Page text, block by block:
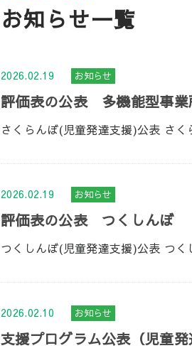
お知らせ一覧
2026.02.19 お知らせ
評価表の公表 多機能型事業
さくらんぼ(児童発達支援)公表 さ
2026.02.19 お知らせ
評価表の公表 つくしんぼ
つくしんぼ(児童発達支援)公表 つ
2026.02.10 お知らせ
支援プログラム公表（児童発